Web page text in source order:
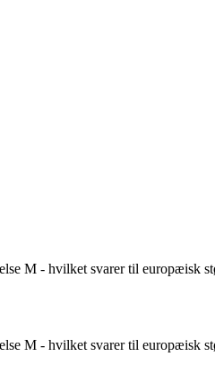
M - hvilket svarer til europæisk
M - hvilket svarer til europæisk